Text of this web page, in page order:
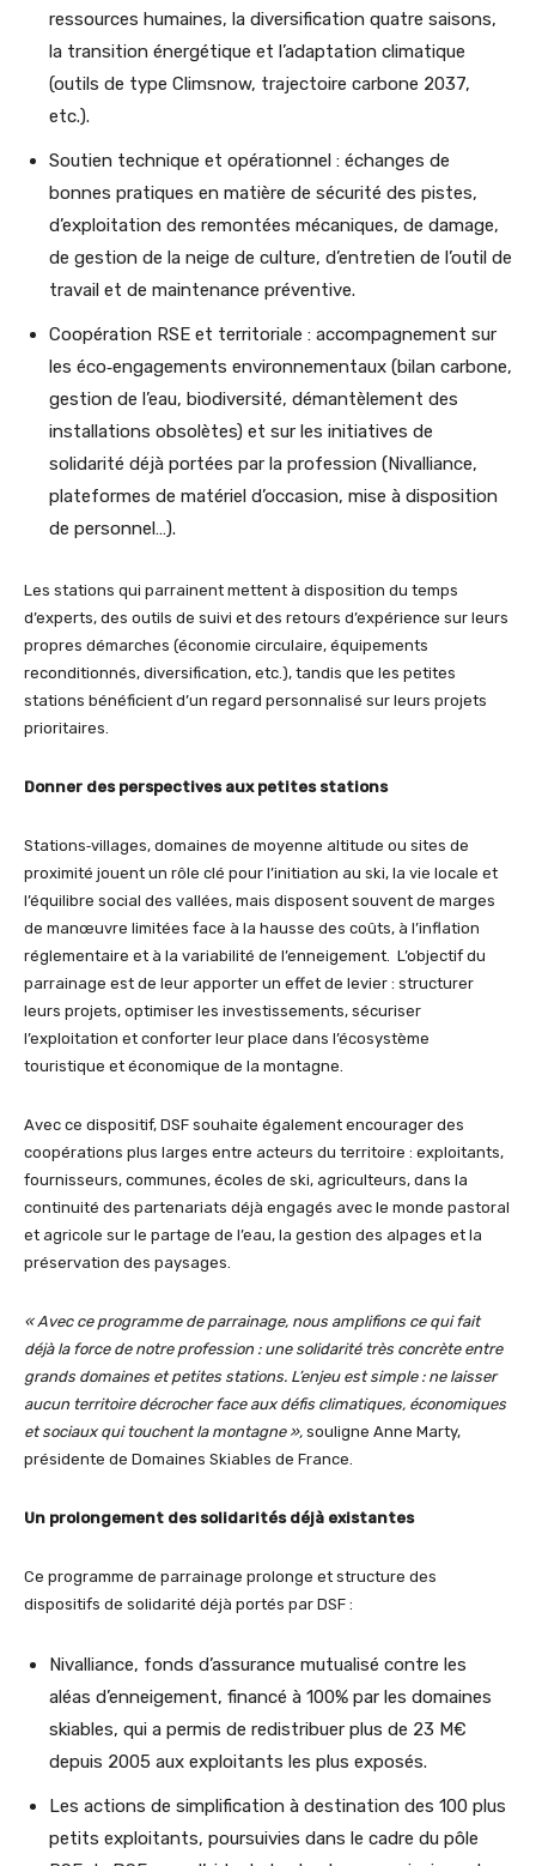
ressources humaines, la diversification quatre saisons,
la transition énergétique et l’adaptation climatique
(outils de type Climsnow, trajectoire carbone 2037,
etc.).
Soutien technique et opérationnel : échanges de
bonnes pratiques en matière de sécurité des pistes,
d’exploitation des remontées mécaniques, de damage,
de gestion de la neige de culture, d’entretien de l’outil de
travail et de maintenance préventive.
Coopération RSE et territoriale : accompagnement sur
les éco‑engagements environnementaux (bilan carbone,
gestion de l’eau, biodiversité, démantèlement des
installations obsolètes) et sur les initiatives de
solidarité déjà portées par la profession (Nivalliance,
plateformes de matériel d’occasion, mise à disposition
de personnel…).
Les stations qui parrainent mettent à disposition du temps
d’experts, des outils de suivi et des retours d’expérience sur leurs
propres démarches (économie circulaire, équipements
reconditionnés, diversification, etc.), tandis que les petites
stations bénéficient d’un regard personnalisé sur leurs projets
prioritaires.
Donner des perspectives aux petites stations
Stations‑villages, domaines de moyenne altitude ou sites de
proximité jouent un rôle clé pour l’initiation au ski, la vie locale et
l’équilibre social des vallées, mais disposent souvent de marges
de manœuvre limitées face à la hausse des coûts, à l’inflation
réglementaire et à la variabilité de l’enneigement. L’objectif du
parrainage est de leur apporter un effet de levier : structurer
leurs projets, optimiser les investissements, sécuriser
l’exploitation et conforter leur place dans l’écosystème
touristique et économique de la montagne.
Avec ce dispositif, DSF souhaite également encourager des
coopérations plus larges entre acteurs du territoire : exploitants,
fournisseurs, communes, écoles de ski, agriculteurs, dans la
continuité des partenariats déjà engagés avec le monde pastoral
et agricole sur le partage de l’eau, la gestion des alpages et la
préservation des paysages.
« Avec ce programme de parrainage, nous amplifions ce qui fait
déjà la force de notre profession : une solidarité très concrète entre
grands domaines et petites stations. L’enjeu est simple : ne laisser
aucun territoire décrocher face aux défis climatiques, économiques
et sociaux qui touchent la montagne », souligne Anne Marty,
présidente de Domaines Skiables de France.
Un prolongement des solidarités déjà existantes
Ce programme de parrainage prolonge et structure des
dispositifs de solidarité déjà portés par DSF :
Nivalliance, fonds d’assurance mutualisé contre les
aléas d’enneigement, financé à 100% par les domaines
skiables, qui a permis de redistribuer plus de 23 M€
depuis 2005 aux exploitants les plus exposés.
Les actions de simplification à destination des 100 plus
petits exploitants, poursuivies dans le cadre du pôle